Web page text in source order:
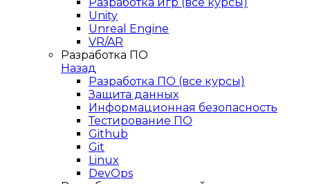
Unity
Unreal Engine
VR/AR
Разработка ПО
Назад
Разработка ПО (все курсы)
Защита данных
Информационная безопасность
Тестирование ПО
Github
Git
Linux
DevOps